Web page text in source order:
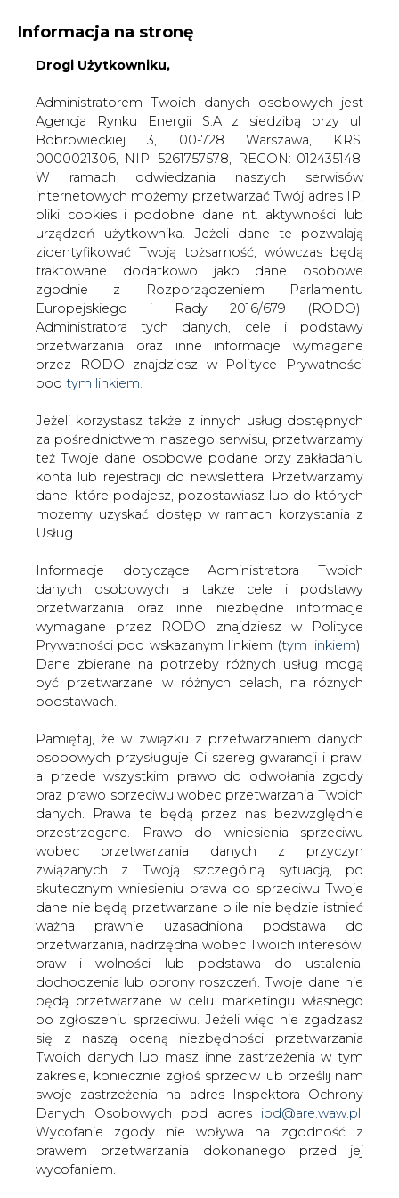
KONTAKT:
WIELKOŚĆ TEKSTU A A
ZALOGUJ SIĘ
WŁĄCZ CIRE.TV
Informacja na stronę
Drogi Użytkowniku,
Administratorem Twoich danych osobowych jest
Agencja Rynku Energii S.A z siedzibą przy ul.
Bobrowieckiej 3, 00-728 Warszawa, KRS:
0000021306, NIP: 5261757578, REGON: 012435148.
W ramach odwiedzania naszych serwisów
internetowych możemy przetwarzać Twój adres IP,
pliki cookies i podobne dane nt. aktywności lub
urządzeń użytkownika. Jeżeli dane te pozwalają
zidentyfikować Twoją tożsamość, wówczas będą
traktowane dodatkowo jako dane osobowe
zgodnie z Rozporządzeniem Parlamentu
Europejskiego i Rady 2016/679 (RODO).
Administratora tych danych, cele i podstawy
przetwarzania oraz inne informacje wymagane
przez RODO znajdziesz w Polityce Prywatności
pod tym linkiem.
Jeżeli korzystasz także z innych usług dostępnych
za pośrednictwem naszego serwisu, przetwarzamy
też Twoje dane osobowe podane przy zakładaniu
konta lub rejestracji do newslettera. Przetwarzamy
dane, które podajesz, pozostawiasz lub do których
możemy uzyskać dostęp w ramach korzystania z
Usług.
Informacje dotyczące Administratora Twoich
danych osobowych a także cele i podstawy
przetwarzania oraz inne niezbędne informacje
wymagane przez RODO znajdziesz w Polityce
Prywatności pod wskazanym linkiem (tym linkiem).
Dane zbierane na potrzeby różnych usług mogą
być przetwarzane w różnych celach, na różnych
podstawach.
Pamiętaj, że w związku z przetwarzaniem danych
osobowych przysługuje Ci szereg gwarancji i praw,
a przede wszystkim prawo do odwołania zgody
oraz prawo sprzeciwu wobec przetwarzania Twoich
danych. Prawa te będą przez nas bezwzględnie
przestrzegane. Prawo do wniesienia sprzeciwu
wobec przetwarzania danych z przyczyn
związanych z Twoją szczególną sytuacją, po
skutecznym wniesieniu prawa do sprzeciwu Twoje
dane nie będą przetwarzane o ile nie będzie istnieć
ważna prawnie uzasadniona podstawa do
przetwarzania, nadrzędna wobec Twoich interesów,
praw i wolności lub podstawa do ustalenia,
dochodzenia lub obrony roszczeń. Twoje dane nie
będą przetwarzane w celu marketingu własnego
po zgłoszeniu sprzeciwu. Jeżeli więc nie zgadzasz
się z naszą oceną niezbędności przetwarzania
Twoich danych lub masz inne zastrzeżenia w tym
zakresie, koniecznie zgłoś sprzeciw lub prześlij nam
swoje zastrzeżenia na adres Inspektora Ochrony
Danych Osobowych pod adres iod@are.waw.pl
Wycofanie zgody nie wpływa na zgodność z
prawem przetwarzania dokonanego przed jej
wycofaniem.
Strona główna / RYNEK GAZU / W sierpniu spadek o 9
proc. produkcji energii z OZE r/r
2018-10-12 00:00
skomentuj
udostępnij:
W sierpniu spadek o 9 proc.
produkcji energii z OZE r/r
W sierpniu br. produkcja energii
elektrycznej w Polsce była niższa niż w
lipcu i wyniosła 14 TWh. W porównaniu z
analogicznym miesiącem ubiegłego
roku w sierpniu br. w Polsce
wyprodukowano o 4 proc. więcej
energii elektrycznej, a jej zużycie
wzrosło o 3 proc. Produkcja energii
elektrycznej z OZE w sierpniu
zmniejszyła się o 9 proc. w porównaniu z
rokiem ubiegłym. Saldo wymiany